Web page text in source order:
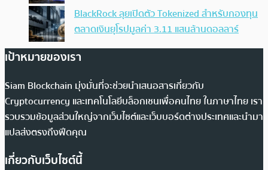
BlackRock ลุยเปิดตัว Tokenized สำหรับกองทุน
ตลาดเงินยุโรปมูลค่า 3.11 แสนล้านดอลลาร์
เป้าหมายของเรา
Siam Blockchain มุ่งมั่นที่จะช่วยนำเสนอสารเกี่ยวกับ
Cryptocurrency และเทคโนโลยีบล็อกเชนเพื่อคนไทย ในภาษาไทย เรา
รวบรวมข้อมูลส่วนใหญ่จากเว็บไซต์และเว็บบอร์ดต่างประเทศและนำมา
แปลส่งตรงถึงฟีดคุณ
เกี่ยวกับเว็บไซต์นี้